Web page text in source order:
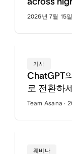
2026년 7월 15일
기사
ChatGPT
로 전환하
Team Asana ·
웨비나